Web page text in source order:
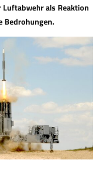
als Reaktion
Bedrohungen.